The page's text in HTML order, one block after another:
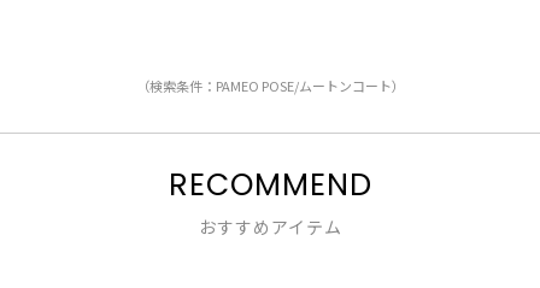
（検索条件：PAMEO POSE/ムートンコート）
RECOMMEND
おすすめアイテム